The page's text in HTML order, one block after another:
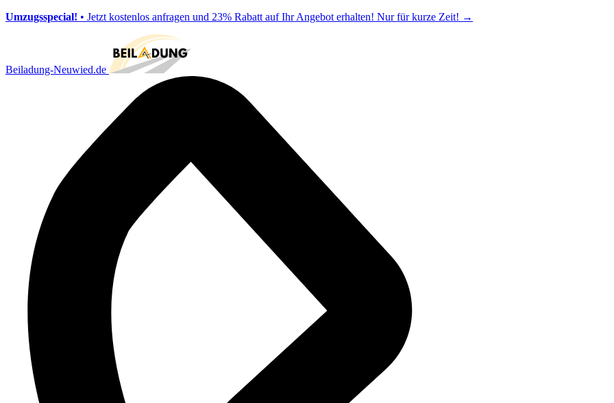
Umzugsspecial! • Jetzt kostenlos anfragen und 23% Rabatt auf Ihr Angebot erhalten! Nur für kurze Zeit! →
Beiladung-Neuwied.de